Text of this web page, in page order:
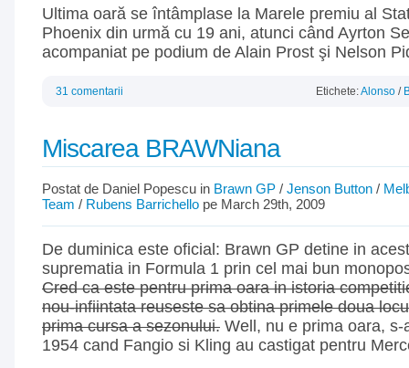
Ultima oară se întâmplase la Marele premiu al
Phoenix din urmă cu 19 ani, atunci când Ayrton
acompaniat pe podium de Alain Prost şi Nelson
31 comentarii Etichete:Alonso /
Miscarea BRAWNiana
Postat de Daniel Popescu in Brawn GP / Jenson Button /
Team / Rubens Barrichello pe March 29th, 2009
De duminica este oficial: Brawn GP detine in
suprematia in Formula 1 prin cel mai bun
Cred ca este pentru prima oara in istoria
nou-infiintata reuseste sa obtina primele doua
prima cursa a sezonului. Well, nu e prima oara,
1954 cand Fangio si Kling au castigat pentru